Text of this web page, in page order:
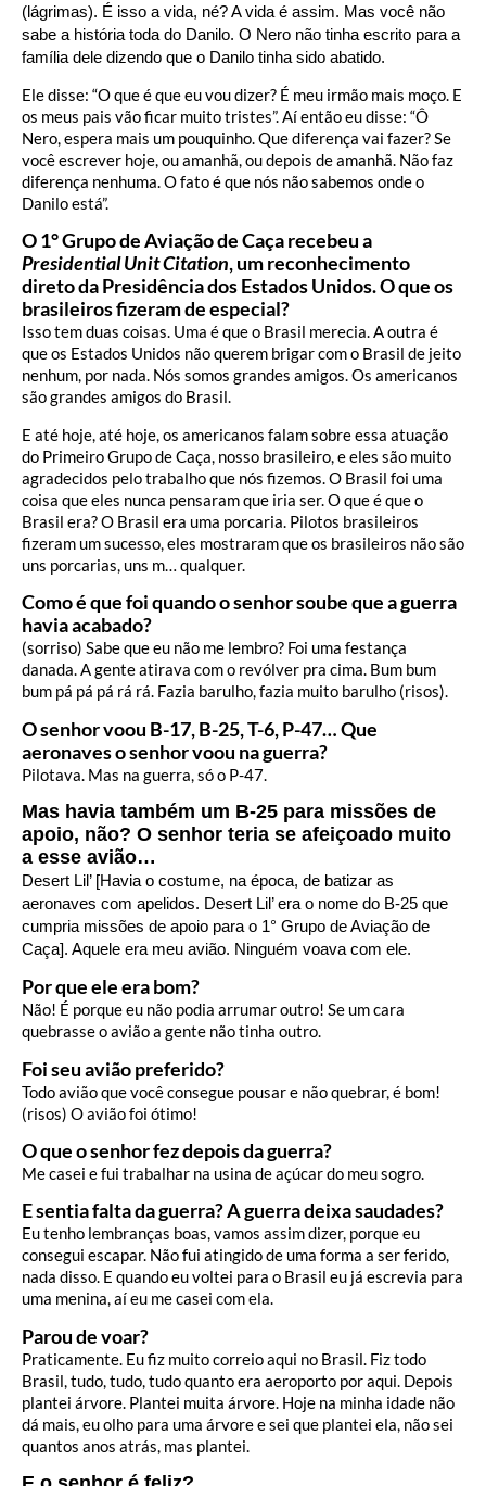
(lágrimas). É isso a vida, né? A vida é assim. Mas você não
sabe a história toda do Danilo. O Nero não tinha escrito para a
família dele dizendo que o Danilo tinha sido abatido.
Ele disse: “O que é que eu vou dizer? É meu irmão mais moço. E
os meus pais vão ficar muito tristes”. Aí então eu disse: “Ô
Nero, espera mais um pouquinho. Que diferença vai fazer? Se
você escrever hoje, ou amanhã, ou depois de amanhã. Não faz
diferença nenhuma. O fato é que nós não sabemos onde o
Danilo está”.
O 1° Grupo de Aviação de Caça recebeu a
Presidential Unit Citation, um reconhecimento
direto da Presidência dos Estados Unidos. O que os
brasileiros fizeram de especial?
Isso tem duas coisas. Uma é que o Brasil merecia. A outra é
que os Estados Unidos não querem brigar com o Brasil de jeito
nenhum, por nada. Nós somos grandes amigos. Os americanos
são grandes amigos do Brasil.
E até hoje, até hoje, os americanos falam sobre essa atuação
do Primeiro Grupo de Caça, nosso brasileiro, e eles são muito
agradecidos pelo trabalho que nós fizemos. O Brasil foi uma
coisa que eles nunca pensaram que iria ser. O que é que o
Brasil era? O Brasil era uma porcaria. Pilotos brasileiros
fizeram um sucesso, eles mostraram que os brasileiros não são
uns porcarias, uns m… qualquer.
Como é que foi quando o senhor soube que a guerra
havia acabado?
(sorriso) Sabe que eu não me lembro? Foi uma festança
danada. A gente atirava com o revólver pra cima. Bum bum
bum pá pá pá rá rá. Fazia barulho, fazia muito barulho (risos).
O senhor voou B-17, B-25, T-6, P-47… Que
aeronaves o senhor voou na guerra?
Pilotava. Mas na guerra, só o P-47.
Mas havia também um B-25 para missões de
apoio, não? O senhor teria se afeiçoado muito
a esse avião…
Desert Lil’ [Havia o costume, na época, de batizar as
aeronaves com apelidos. Desert Lil’ era o nome do B-25 que
cumpria missões de apoio para o 1° Grupo de Aviação de
Caça]. Aquele era meu avião. Ninguém voava com ele.
Por que ele era bom?
Não! É porque eu não podia arrumar outro! Se um cara
quebrasse o avião a gente não tinha outro.
Foi seu avião preferido?
Todo avião que você consegue pousar e não quebrar, é bom!
(risos) O avião foi ótimo!
O que o senhor fez depois da guerra?
Me casei e fui trabalhar na usina de açúcar do meu sogro.
E sentia falta da guerra? A guerra deixa saudades?
Eu tenho lembranças boas, vamos assim dizer, porque eu
consegui escapar. Não fui atingido de uma forma a ser ferido,
nada disso. E quando eu voltei para o Brasil eu já escrevia para
uma menina, aí eu me casei com ela.
Parou de voar?
Praticamente. Eu fiz muito correio aqui no Brasil. Fiz todo
Brasil, tudo, tudo, tudo quanto era aeroporto por aqui. Depois
plantei árvore. Plantei muita árvore. Hoje na minha idade não
dá mais, eu olho para uma árvore e sei que plantei ela, não sei
quantos anos atrás, mas plantei.